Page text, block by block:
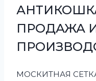
АНТИКОШКА
ПРОДАЖА
МОСКИТНАЯ